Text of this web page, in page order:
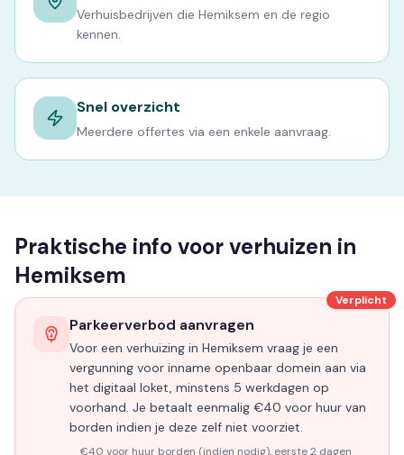
Verhuisbedrijven die Hemiksem en de regio
kennen.
Snel overzicht
Meerdere offertes via een enkele aanvraag.
Praktische info voor verhuizen in
Hemiksem
Verplicht
Parkeerverbod aanvragen
Voor een verhuizing in Hemiksem vraag je een
vergunning voor inname openbaar domein aan via
het digitaal loket, minstens 5 werkdagen op
voorhand. Je betaalt eenmalig €40 voor huur van
borden indien je deze zelf niet voorziet.
€40 voor huur borden (indien nodig), eerste 2 dagen